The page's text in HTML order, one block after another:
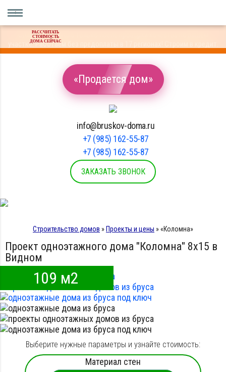
Оплата материала только после проверки качества на вашем
участке. Работаем без предоплаты в 17 регионах! Строим в кредит.
«Продается дом»
info@bruskov-doma.ru
+7 (985) 162-55-87
+7 (985) 162-55-87
ЗАКАЗАТЬ ЗВОНОК
Строительство домов » Проекты и цены »«Коломна»
Проект одноэтажного дома "Коломна" 8х15 в
Видном
109 м2
Выберите нужные параметры и узнайте стоимость:
Материал стен
РАССЧИТАТЬ
СТОИМОСТЬ
ДОМА СЕЙЧАС